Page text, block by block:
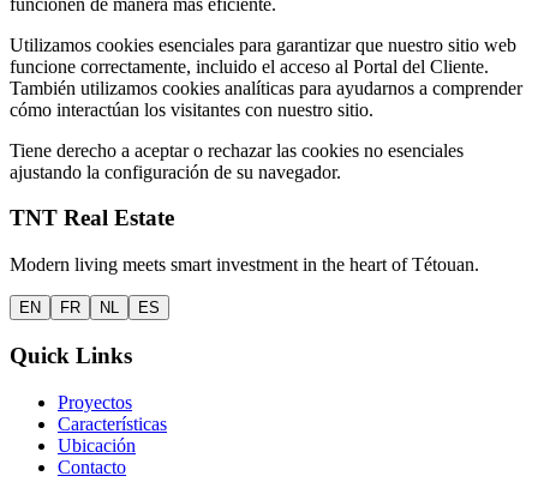
Utilizamos cookies esenciales para garantizar que nuestro sitio web
funcione correctamente, incluido el acceso al Portal del Cliente.
También utilizamos cookies analíticas para ayudarnos a comprender
cómo interactúan los visitantes con nuestro sitio.
Tiene derecho a aceptar o rechazar las cookies no esenciales
ajustando la configuración de su navegador.
TNT Real Estate
Modern living meets smart investment in the heart of Tétouan.
EN FR NL ES
Quick Links
Proyectos
Características
Ubicación
Contacto